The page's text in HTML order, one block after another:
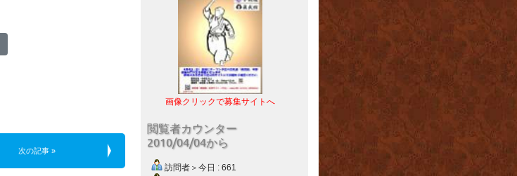
次の記事 »
画像クリックで募集サイトへ
閲覧者カウンター
2010/04/04から
訪問者＞今日 : 661